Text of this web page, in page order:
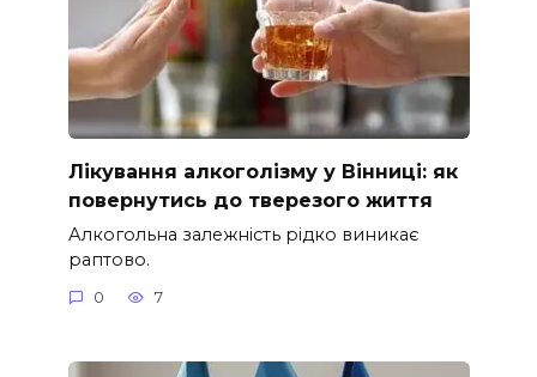
Лікування алкоголізму у Вінниці: як
повернутись до тверезого життя
Алкогольна залежність рідко виникає
раптово.
0 7